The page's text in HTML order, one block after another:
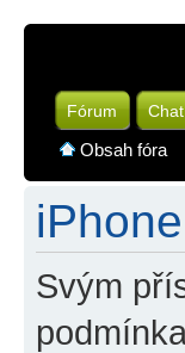
Fórum Chat
Obsah fóra
Svým